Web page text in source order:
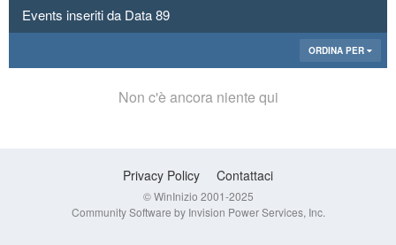
Events inseriti da Data 89
ORDINA PER
Non c'è ancora niente qui
Privacy Policy Contattaci
© WinInizio 2001-2025
Community Software by Invision Power Services, Inc.